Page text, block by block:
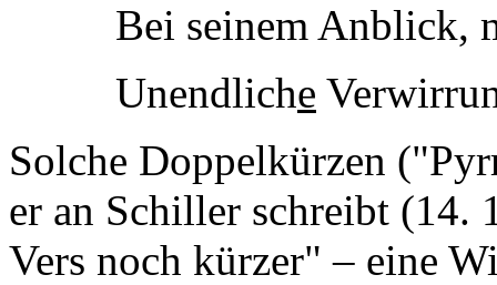
Bei seinem Anblick,
Unendliche
Solche Doppelkürzen
er an Schiller schreibt (14.
Vers noch kürzer" – eine